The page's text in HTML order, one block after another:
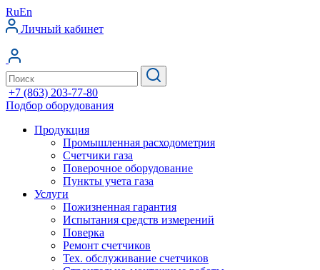
RuEn
Личный кабинет
+7 (863) 203-77-80
Подбор оборудования
Продукция
Промышленная расходометрия
Счетчики газа
Поверочное оборудование
Пункты учета газа
Услуги
Пожизненная гарантия
Испытания средств измерений
Поверка
Ремонт счетчиков
Тех. обслуживание счетчиков